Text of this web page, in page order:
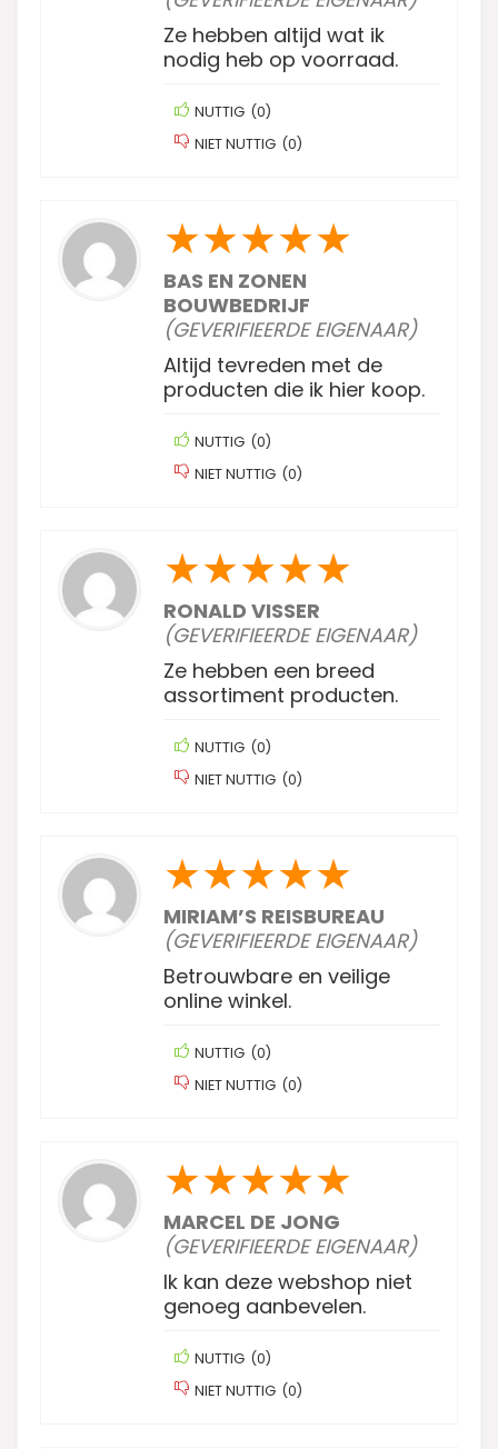
Ze hebben altijd wat ik
nodig heb op voorraad.
NUTTIG (0)
NIET NUTTIG (0)
★★★★★
BAS EN ZONEN
BOUWBEDRIJF
(GEVERIFIEERDE EIGENAAR)
Altijd tevreden met de
producten die ik hier koop.
NUTTIG (0)
NIET NUTTIG (0)
★★★★★
RONALD VISSER
(GEVERIFIEERDE EIGENAAR)
Ze hebben een breed
assortiment producten.
NUTTIG (0)
NIET NUTTIG (0)
★★★★★
MIRIAM’S REISBUREAU
(GEVERIFIEERDE EIGENAAR)
Betrouwbare en veilige
online winkel.
NUTTIG (0)
NIET NUTTIG (0)
★★★★★
MARCEL DE JONG
(GEVERIFIEERDE EIGENAAR)
Ik kan deze webshop niet
genoeg aanbevelen.
NUTTIG (0)
NIET NUTTIG (0)